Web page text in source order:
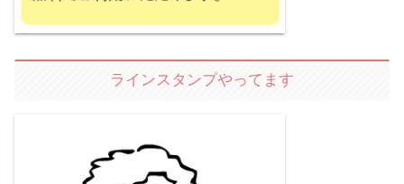
ラインスタンプやってます